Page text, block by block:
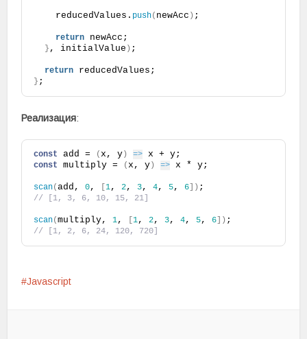
    reducedValues.
push( newAcc ) ;
return newAcc;
} , initialValue ) ;
return reducedValues;
} ;
Реализация:
const add = (x, y ) => x + y;
const multiply = (x, y ) => x * y;
scan(add, 0, [1, 2, 3, 4, 5, 6 ) ;
// [1, 3, 6, 10, 15, 21]
scan(multiply, 1, [1, 2, 3, 4, 5, 6 ) ;
// [1, 2, 6, 24, 120, 720]
Javascript